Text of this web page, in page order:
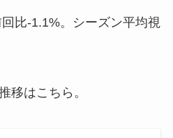
比-1.1%。シーズン平均視
移はこちら。